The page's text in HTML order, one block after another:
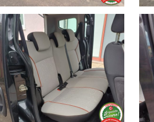
Nostra Autofficina, garantiamo il nostro
di copertura parziale dell'auto